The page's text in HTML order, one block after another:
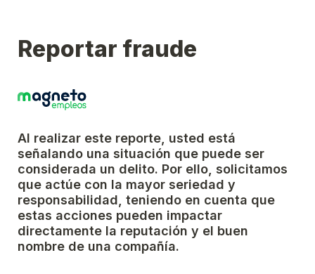
Reportar fraude
Al realizar este reporte, usted está
señalando una situación que puede ser
considerada un delito. Por ello, solicitamos
que actúe con la mayor seriedad y
responsabilidad, teniendo en cuenta que
estas acciones pueden impactar
directamente la reputación y el buen
nombre de una compañía.